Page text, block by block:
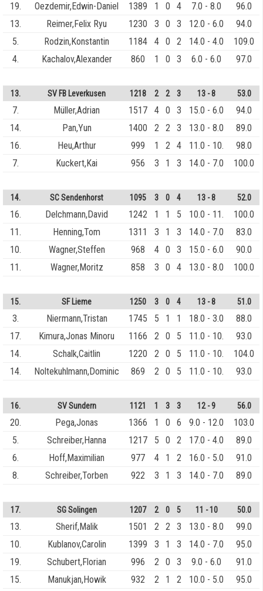
19.
Oezdemir,Edwin-Daniel 1389 1 0 4 7.0 - 8.0
96.0
13.
Reimer,Felix Ryu 1230 3 0 3 12.0 - 6.0
94.0
5.
Rodzin,Konstantin 1184 4 0 2 14.0 - 4.0
109.0
4.
Kachalov,Alexander 860 1 0 3 6.0 - 6.0 97.0
13. SV FB Leverkusen 1218 2 2 3 13 - 8 53.0
7. Müller,Adrian 1517 4 0 3 15.0 - 6.0
94.0
14.
Pan,Yun 1400 2 2 3 13.0 - 8.0
89.0
16.
Heu,Arthur 999 1 2 4 11.0 - 10.
98.0
7.
Kuckert,Kai 956 3 1 3 14.0 - 7.0 100.0
14. SC Sendenhorst 1095 3 0 4 13 - 8 52.0
16. Delchmann,David 1242 1 1 5 10.0 - 11.
100.0
11.
Henning,Tom 1311 3 1 3 14.0 - 7.0
83.0
10.
Wagner,Steffen 968 4 0 3 15.0 - 6.0
90.0
11.
Wagner,Moritz 858 3 0 4 13.0 - 8.0 100.0
15. SF Lieme 1250 3 0 4 13 - 8 51.0
3. Niermann,Tristan 1745 5 1 1 18.0 - 3.0
88.0
17.
Kimura,Jonas Minoru 1166 2 0 5 11.0 - 10.
93.0
14.
Schalk,Caitlin 1220 2 0 5 11.0 - 10.
104.0
14.
Noltekuhlmann,Dominic 869 2 0 5 11.0 - 10. 93.0
16. SV Sundern 1121 1 3 3 12 - 9 56.0
20. Pega,Jonas 1366 1 0 6 9.0 - 12.0
103.0
5.
Schreiber,Hanna 1217 5 0 2 17.0 - 4.0
89.0
6.
Hoff,Maximilian 977 4 1 2 16.0 - 5.0
91.0
8.
Schreiber,Torben 922 3 1 3 14.0 - 7.0 89.0
17. SG Solingen 1207 2 0 5 11 - 10 50.0
13. Sherif,Malik 1501 2 2 3 13.0 - 8.0
99.0
10.
Kublanov,Carolin 1399 3 1 3 14.0 - 7.0
95.0
19.
Schubert,Florian 996 2 0 3 9.0 - 6.0
91.0
15.
Manukjan,Howik 932 2 1 2 10.0 - 5.0
95.0